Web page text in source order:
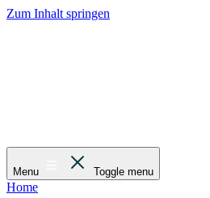
Zum Inhalt springen
Menu Toggle menu
Home